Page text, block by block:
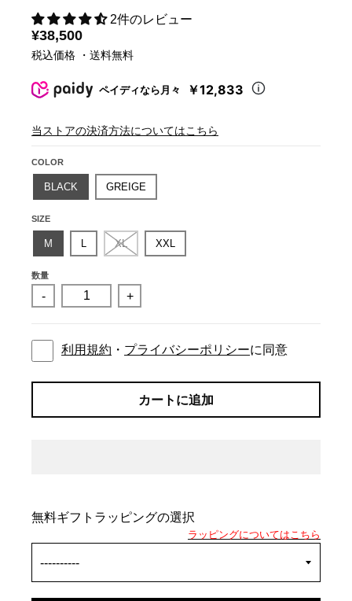
2件のレビュー
¥38,500
税込価格 ・送料無料
ペイディなら月々 ￥12,833
当ストアの決済方法についてはこちら
COLOR
BLACK GREIGE
SIZE
M L XL XXL
数量
- +
利用規約 ・ プライバシーポリシーに同意
カートに追加
無料ギフトラッピングの選択
ラッピングについてはこちら